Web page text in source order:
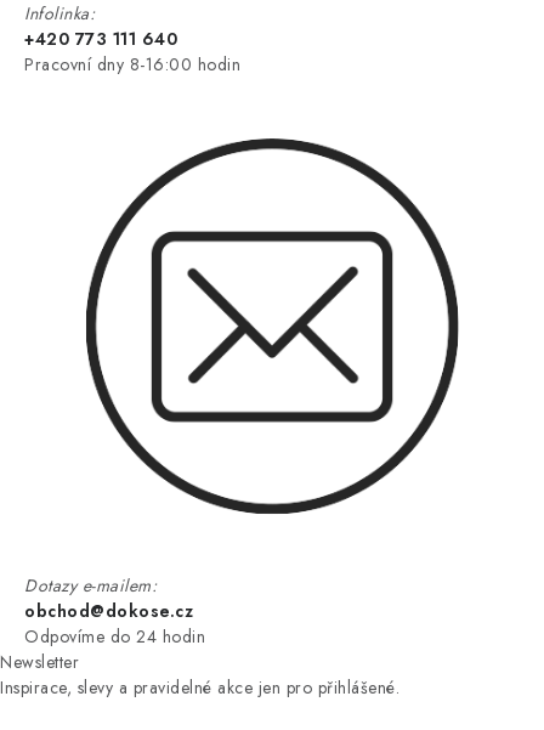
Infolinka:
+420 773 111 640
Pracovní dny 8-16:00 hodin
Dotazy e-mailem:
obchod@dokose.cz
Odpovíme do 24 hodin
Newsletter
Inspirace, slevy a pravidelné akce jen pro přihlášené.